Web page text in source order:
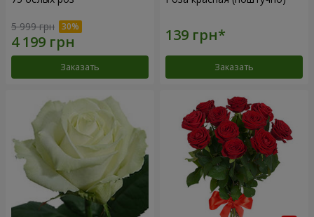
5 999 грн
Заказать Заказать